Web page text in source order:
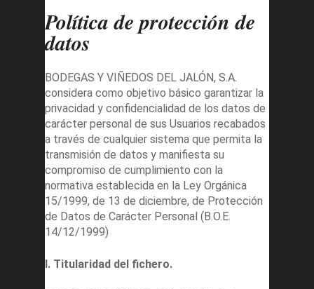
Política de protección de
datos
BODEGAS Y VIÑEDOS DEL JALÓN, S.A.
considera como objetivo básico garantizar la
privacidad y confidencialidad de los datos de
carácter personal de sus Usuarios recabados
a través de cualquier sistema que permita la
transmisión de datos y manifiesta su
compromiso de cumplimiento con la
normativa establecida en la Ley Orgánica
15/1999, de 13 de diciembre, de Protección
de Datos de Carácter Personal (B.O.E.
14/12/1999)
I. Titularidad del fichero.